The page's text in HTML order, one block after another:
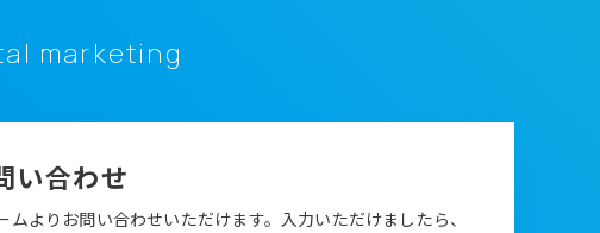
marketing
い合わせ
ムよりお問い合わせいただけます。入力いただけましたら、